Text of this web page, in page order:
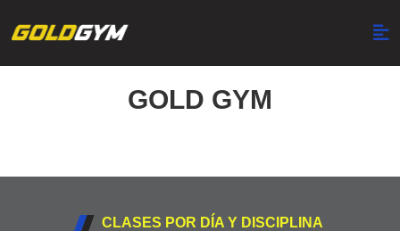
GOLD GYM
CLASES POR DÍA Y DISCIPLINA